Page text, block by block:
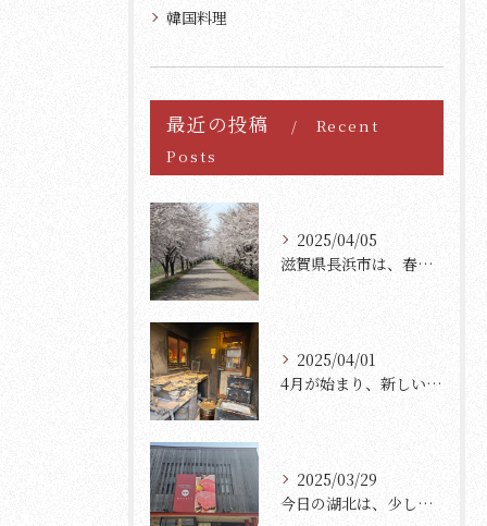
韓国料理
最近の投稿
Recent
Posts
2025/04/05
滋賀県長浜市は、春の訪れとともに美しい桜が満開になります。
2025/04/01
4月が始まり、新しいスタートを迎えた方々も多いのではないでし...
2025/03/29
今日の湖北は、少し肌寒く、さらに一段と寒さを感じる日です。